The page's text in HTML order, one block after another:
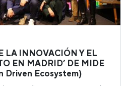
LA INNOVACIÓN Y EL
EN MADRID’ DE MIDE
Driven Ecosystem)